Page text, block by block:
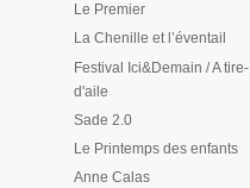
Le Premier
La Chenille et l’éventail
Festival Ici&Demain / A tire-
d'aile
Sade 2.0
Le Printemps des enfants
Anne Calas